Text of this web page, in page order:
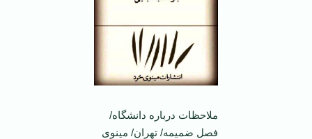
ملاحظات درباره دانشگاه/
فصل ضمیمه/ تهران/ مینوی